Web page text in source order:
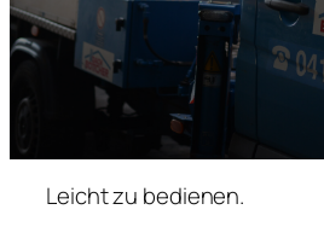
Leicht zu bedienen.